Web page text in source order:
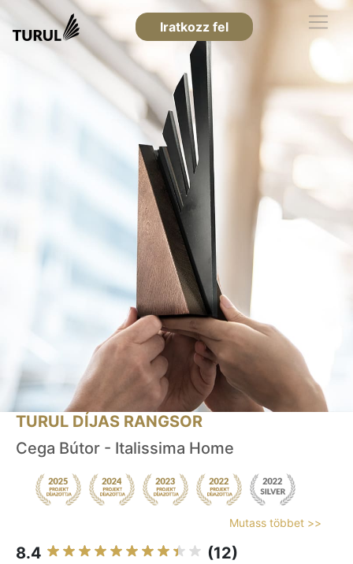
Iratkozz fel
TURUL DÍJAS RANGSOR
Cega Bútor - Italissima Home
Mutass többet >>
8.4 (12)